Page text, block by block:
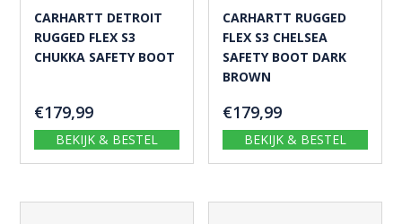
CARHARTT DETROIT
RUGGED FLEX S3
CHUKKA SAFETY BOOT
€179,99
BEKIJK & BESTEL
CARHARTT RUGGED
FLEX S3 CHELSEA
SAFETY BOOT DARK
BROWN
€179,99
BEKIJK & BESTEL